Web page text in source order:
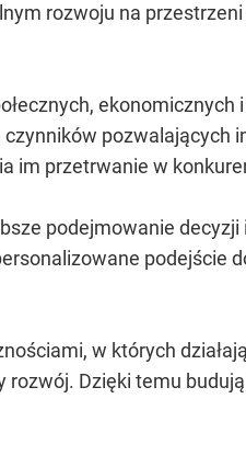
rozwoju na
ekonomicznych
pozwalających
im przetrwanie w
podejmowanie
podejście
w których
rozwój. Dzięki temu